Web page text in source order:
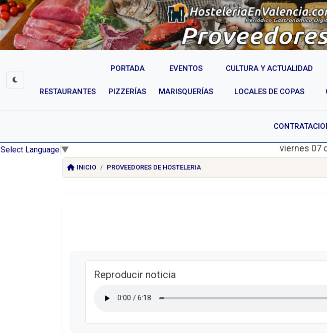
PORTADA EVENTOS CULTURA Y ACTUALIDAD
RESTAURANTES PIZZERÍAS MARISQUERÍAS LOCALES DE COPAS
Select Language ▼ viernes 07
INICIO PROVEEDORES DE HOSTELERIA
Reproducir noticia